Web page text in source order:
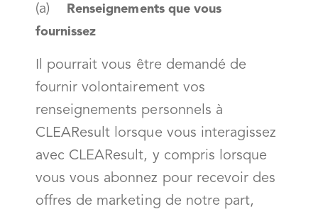
(a)
Renseignements que vous
fournissez
Il pourrait vous être demandé de
fournir volontairement vos
renseignements personnels à
CLEAResult lorsque vous interagissez
avec CLEAResult, y compris lorsque
vous vous abonnez pour recevoir des
offres de marketing de notre part,